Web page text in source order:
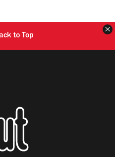
to Top